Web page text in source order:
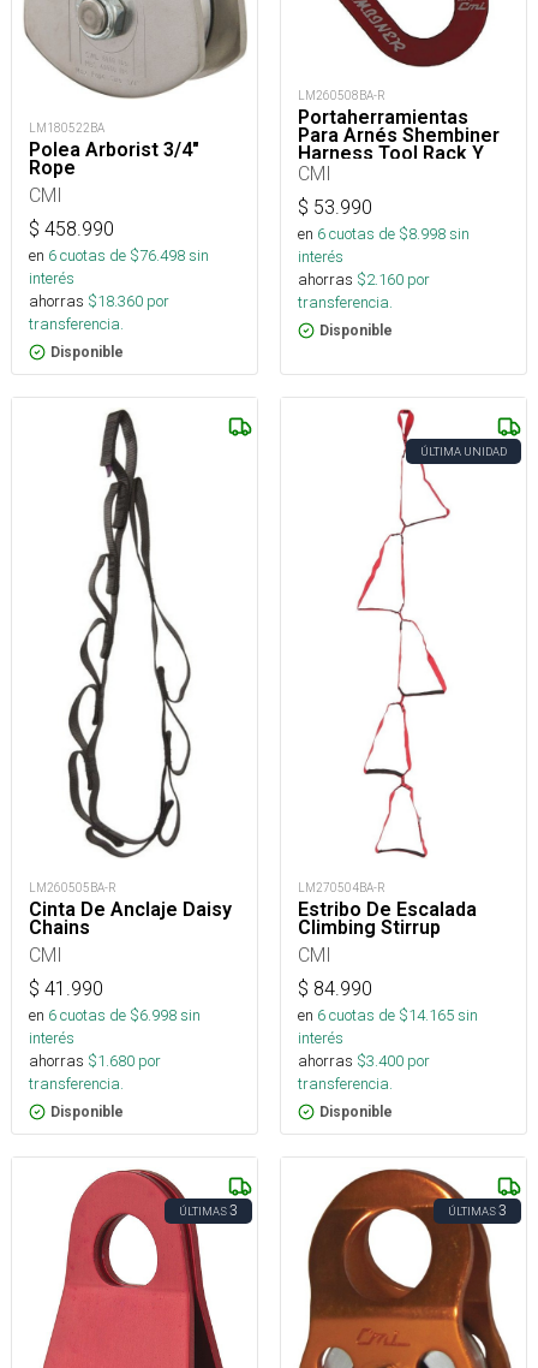
LM180522BA
Polea Arborist 3/4"
Rope
CMI
$ 458.990
en 6cuotas de $76.498sin
interés
ahorras $18.360 por
transferencia.
Disponible
LM260508BA-R
Portaherramientas
Para Arnés Shembiner
Harness Tool Rack Y
Arborismo
CMI
$ 53.990
en 6cuotas de $8.998sin
interés
ahorras $2.160 por
transferencia.
Disponible
LM260505BA-R
Cinta De Anclaje Daisy
Chains
CMI
$ 41.990
en 6cuotas de $6.998sin
interés
ahorras $1.680 por
transferencia.
Disponible
ÚLTIMA UNIDAD
LM270504BA-R
Estribo De Escalada
Climbing Stirrup
CMI
$ 84.990
en 6cuotas de $14.165sin
interés
ahorras $3.400 por
transferencia.
Disponible
ÚLTIMAS3 ÚLTIMAS3